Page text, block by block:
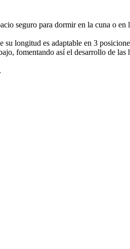
seguro para dormir en la cuna o en
longitud es adaptable en 3
fomentando así el desarrollo de las